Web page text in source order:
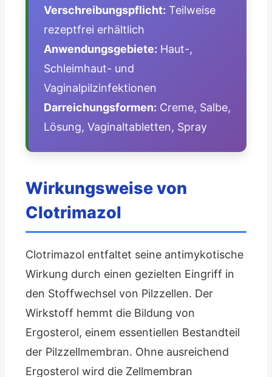
Verschreibungspflicht: Teilweise
rezeptfrei erhältlich
Anwendungsgebiete: Haut-,
Schleimhaut- und
Vaginalpilzinfektionen
Darreichungsformen: Creme, Salbe,
Lösung, Vaginaltabletten, Spray
Wirkungsweise von
Clotrimazol
Clotrimazol entfaltet seine antimykotische
Wirkung durch einen gezielten Eingriff in
den Stoffwechsel von Pilzzellen. Der
Wirkstoff hemmt die Bildung von
Ergosterol, einem essentiellen Bestandteil
der Pilzzellmembran. Ohne ausreichend
Ergosterol wird die Zellmembran